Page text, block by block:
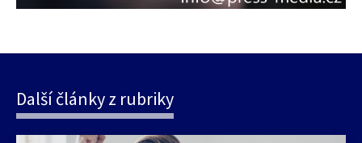
Další články z rubriky